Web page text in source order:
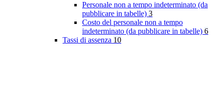
Personale non a tempo indeterminato (da
pubblicare in tabelle) 3
Costo del personale non a tempo
indeterminato (da pubblicare in tabelle) 6
Tassi di assenza 10